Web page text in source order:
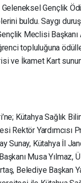
Gençlik
buldu. Saygı
Meclisi
topluluğuna
ve İkamet Kart
Kütahya Sağlık
Rektör Yardımcısı
Sunay, Kütahya İl
Musa Yılmaz,
Belediye Başkan